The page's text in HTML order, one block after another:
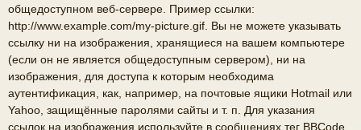
общедоступном веб-сервере. Пример ссылки:
http://www.example.com/my-picture.gif. Вы не можете указывать
ссылку ни на изображения, хранящиеся на вашем компьютере
(если он не является общедоступным сервером), ни на
изображения, для доступа к которым необходима
аутентификация, как, например, на почтовые ящики Hotmail или
Yahoo, защищённые паролями сайты и т. п. Для указания
ссылок на изображения используйте в сообщениях тег BBCode